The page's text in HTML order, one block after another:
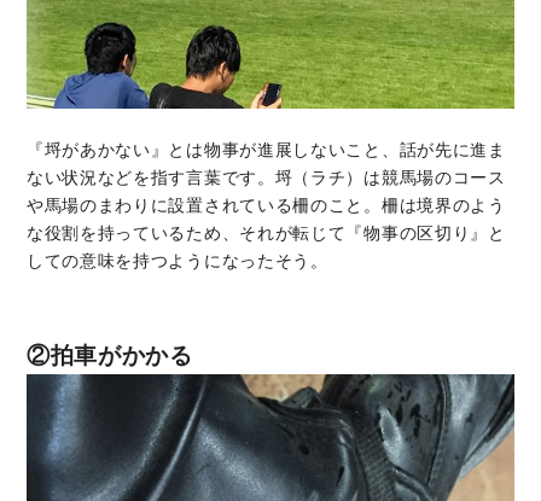
『埒があかない』とは物事が進展しないこと、話が先に進ま
ない状況などを指す言葉です。埒（ラチ）は競馬場のコース
や馬場のまわりに設置されている柵のこと。柵は境界のよう
な役割を持っているため、それが転じて『物事の区切り』と
しての意味を持つようになったそう。
②拍車がかかる